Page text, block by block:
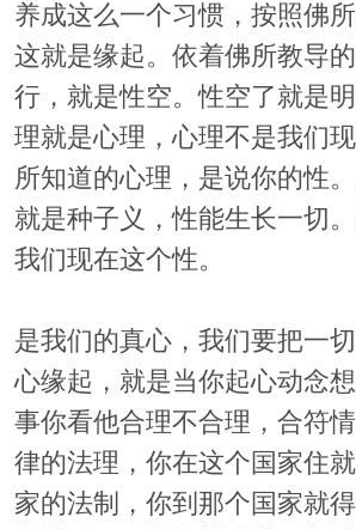
养成这么一个习惯，按照佛
这就是缘起。依着佛所教导
行，就是性空。性空了就是
理就是心理，心理不是我们
所知道的心理，是说你的性
就是种子义，性能生长一切
我们现在这个性。
是我们的真心，我们要把一
心缘起，就是当你起心动念
事你看他合理不合理，合符
律的法理，你在这个国家住
家的法制，你到那个国家就